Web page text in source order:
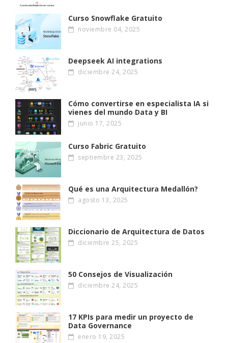
Curso Snowflake Gratuito
noviembre 04, 2025
Deepseek AI integrations
diciembre 24, 2025
Cómo convertirse en especialista IA si
vienes del mundo Data y BI
junio 17, 2025
Curso Fabric Gratuito
septiembre 23, 2025
Qué es una Arquitectura Medallón?
agosto 13, 2025
Diccionario de Arquitectura de Datos
diciembre 25, 2025
50 Consejos de Visualización
diciembre 24, 2025
17 KPIs para medir un proyecto de
Data Governance
enero 19, 2025